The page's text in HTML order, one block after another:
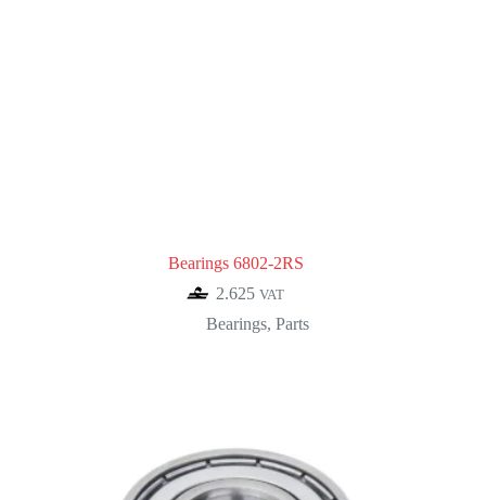
Bearings 6802-2RS
2.625 VAT
Bearings, Parts